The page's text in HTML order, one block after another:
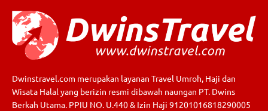
Dwinstravel.com merupakan layanan Travel Umroh, Haji dan
Wisata Halal yang berizin resmi dibawah naungan PT. Dwins
Berkah Utama. PPIU NO. U.440 & Izin Haji 91201016818290005